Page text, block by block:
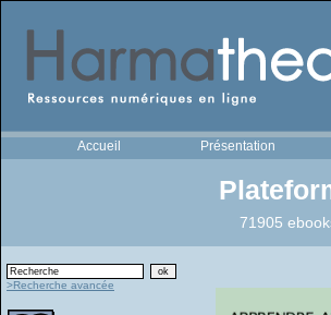
Accueil Présentation
71905
>Recherche avancée